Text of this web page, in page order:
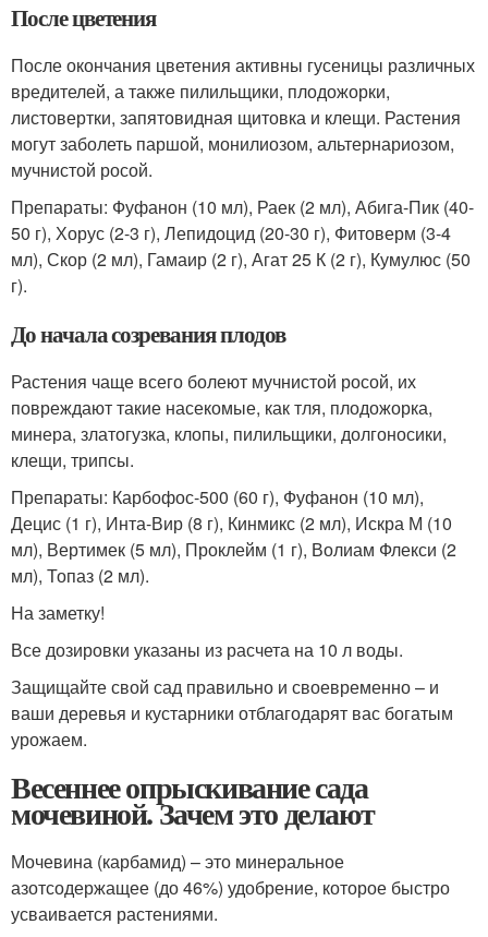
После цветения
После окончания цветения активны гусеницы различных
вредителей, а также пилильщики, плодожорки,
листовертки, запятовидная щитовка и клещи. Растения
могут заболеть паршой, монилиозом, альтернариозом,
мучнистой росой.
Препараты: Фуфанон (10 мл), Раек (2 мл), Абига-Пик (40-
50 г), Хорус (2-3 г), Лепидоцид (20-30 г), Фитоверм (3-4
мл), Скор (2 мл), Гамаир (2 г), Агат 25 К (2 г), Кумулюс (50
г).
До начала созревания плодов
Растения чаще всего болеют мучнистой росой, их
повреждают такие насекомые, как тля, плодожорка,
минера, златогузка, клопы, пилильщики, долгоносики,
клещи, трипсы.
Препараты: Карбофос-500 (60 г), Фуфанон (10 мл),
Децис (1 г), Инта-Вир (8 г), Кинмикс (2 мл), Искра М (10
мл), Вертимек (5 мл), Проклейм (1 г), Волиам Флекси (2
мл), Топаз (2 мл).
На заметку!
Все дозировки указаны из расчета на 10 л воды.
Защищайте свой сад правильно и своевременно – и
ваши деревья и кустарники отблагодарят вас богатым
урожаем.
Весеннее опрыскивание сада
мочевиной. Зачем это делают
Мочевина (карбамид) – это минеральное
азотсодержащее (до 46%) удобрение, которое быстро
усваивается растениями.